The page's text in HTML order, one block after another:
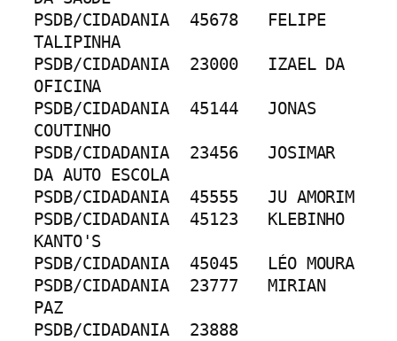
PSDB/CIDADANIA	45678	FELIPE
TALIPINHA
PSDB/CIDADANIA	23000	IZAEL DA
OFICINA
PSDB/CIDADANIA	45144	JONAS
COUTINHO
PSDB/CIDADANIA	23456	JOSIMAR
DA AUTO ESCOLA
PSDB/CIDADANIA	45555	JU AMORIM
PSDB/CIDADANIA	45123	KLEBINHO
KANTO'S
PSDB/CIDADANIA	45045	LÉO MOURA
PSDB/CIDADANIA	23777	MIRIAN
PAZ
PSDB/CIDADANIA	23888